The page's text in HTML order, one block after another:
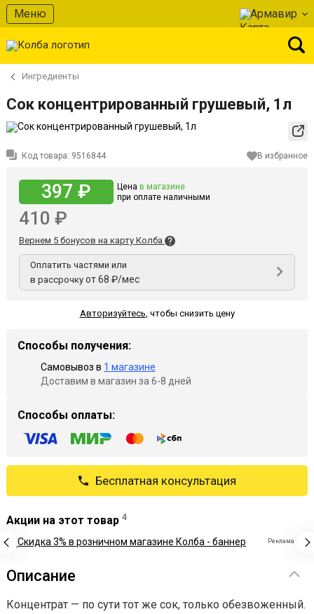
Меню Армавир
Ингредиенты
Сок концентрированный грушевый, 1л
Код товара: 9516844 В избранное
397 ₽ Цена в магазине
при оплате наличными
410 ₽
Вернем 5 бонусов на карту Колба
Оплатить частями или
в рассрочку от 68 ₽/мес
Авторизуйтесь, чтобы снизить цену
Способы получения:
Самовывоз в 1 магазине
Доставим в магазин за 6-8 дней
Способы оплаты:
Бесплатная консультация
Акции на этот товар 4
Реклама
Описание
Концентрат — по сути тот же сок, только обезвоженный.